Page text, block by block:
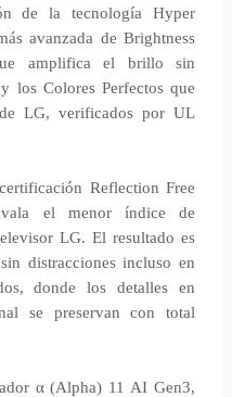
de la tecnología Hyper
avanzada de Brightness
amplifica el brillo sin
los Colores Perfectos que
LG, verificados por UL
Reflection Free
el menor índice de
LG. El resultado es
distracciones incluso en
donde los detalles en
se preservan con total
α (Alpha) 11 AI Gen3,